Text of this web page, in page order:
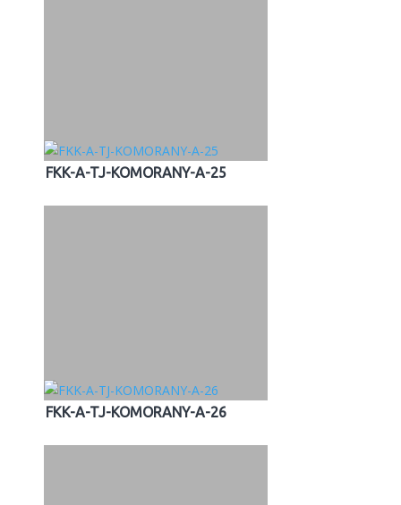
FKK-A-TJ-KOMORANY-A-25
FKK-A-TJ-KOMORANY-A-26